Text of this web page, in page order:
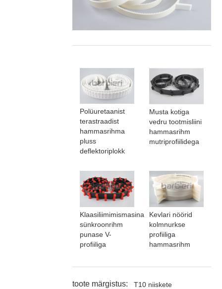
Polüuretaanist
terastraadist
hammasrihma
pluss
deflektoriplokk
Musta kotiga
vedru tootmisliini
hammasrihm
mutriprofiilidega
Klaasiliimimismasina
sünkroonrihm
punase V-
profiiliga
Kevlari nöörid
kolmnurkse
profiiliga
hammasrihm
toote märgistus:
T10 niiskete